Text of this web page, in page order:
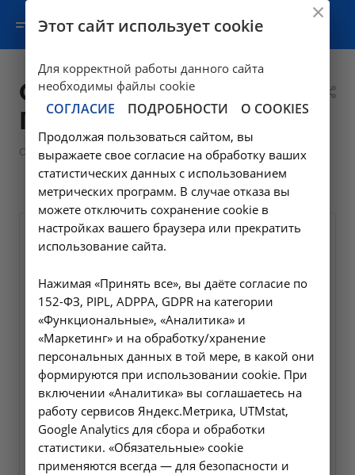
Саблинский Максим
Петрович
О клинике — Сотрудники — Специалисты поликлиник
Саблинский Максим Петрович
Этот сайт использует cookie
Для корректной работы данного сайта
необходимы файлы cookie
СОГЛАСИЕ ПОДРОБНОСТИ О COOKIES
Продолжая пользоваться сайтом, вы
выражаете свое согласие на обработку ваших
статистических данных с использованием
метрических программ. В случае отказа вы
можете отключить сохранение cookie в
настройках вашего браузера или прекратить
использование сайта.
Нажимая «Принять все», вы даёте согласие по
152-ФЗ, PIPL, ADPPA, GDPR на категории
«Функциональные», «Аналитика» и
«Маркетинг» и на обработку/хранение
персональных данных в той мере, в какой они
формируются при использовании cookie. При
включении «Аналитика» вы соглашаетесь на
работу сервисов Яндекс.Метрика, UTMstat,
Google Analytics для сбора и обработки
статистики. «Обязательные» cookie
применяются всегда — для безопасности и